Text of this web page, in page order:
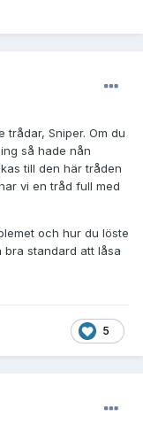
trådar, Sniper. Om du
så hade nån
till den här tråden
vi en tråd full med
och hur du löste
bra standard att låsa
5